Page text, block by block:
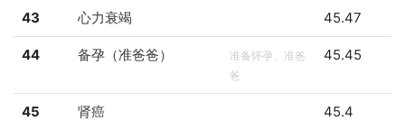
43 心力衰竭 45.47
44 备孕（准爸爸）
准备怀孕、准爸
爸
45.45
45 肾癌 45.4